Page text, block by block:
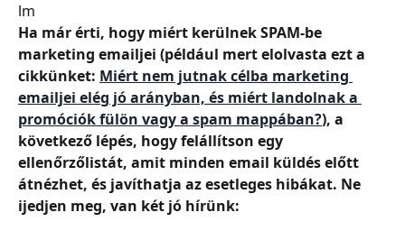
lm
Ha már érti, hogy miért kerülnek SPAM-be
marketing emailjei (például mert elolvasta ezt a
cikkünket: Miért nem jutnak célba marketing
emailjei elég jó arányban, és miért landolnak a
promóciók fülön vagy a spam mappában?), a
következő lépés, hogy felállítson egy
ellenőrzőlistát, amit minden email küldés előtt
átnézhet, és javíthatja az esetleges hibákat. Ne
ijedjen meg, van két jó hírünk: